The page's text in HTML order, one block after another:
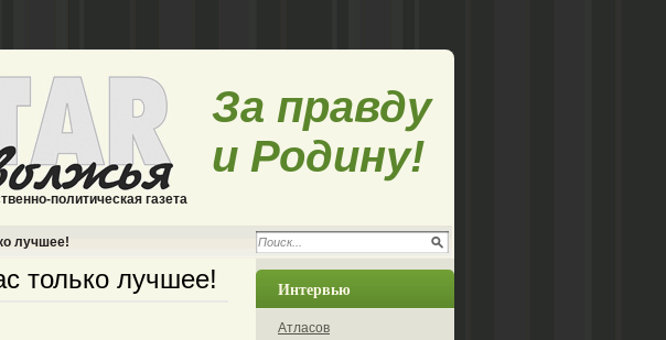
политическая газета
За правду
и Родину!
лучшее!
только лучшее! Интервью
Атласов